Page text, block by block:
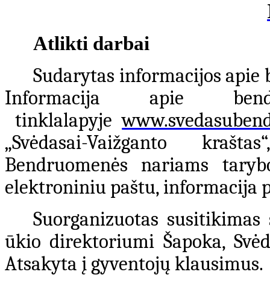
Atlikti darbai
Sudarytas informacijos apie
Informacija apie
tinklalapyje
„Svėdasai-Vaižganto
Bendruomenės nariams
elektroniniu paštu, informacija
Suorganizuotas
ūkio direktoriumi Šapoka,
Atsakyta į gyventojų klausimus.